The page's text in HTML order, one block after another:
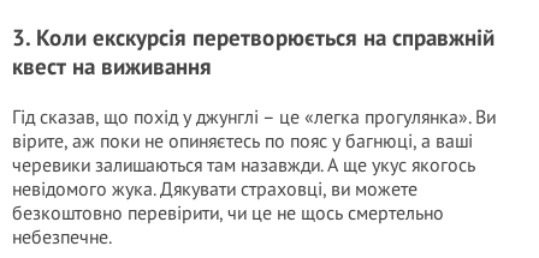
3. Коли екскурсія перетворюється на справжній
квест на виживання
Гід сказав, що похід у джунглі – це «легка прогулянка». Ви
вірите, аж поки не опиняєтесь по пояс у багнюці, а ваші
черевики залишаються там назавжди. А ще укус якогось
невідомого жука. Дякувати страховці, ви можете
безкоштовно перевірити, чи це не щось смертельно
небезпечне.